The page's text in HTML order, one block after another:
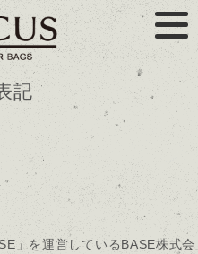
記
」を運営しているBASE株式会